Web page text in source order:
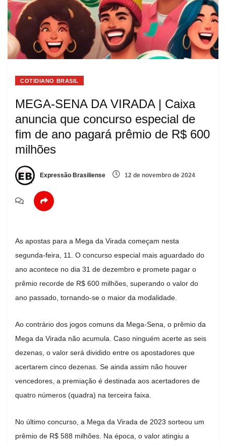
COTIDIANO BRASIL
MEGA-SENA DA VIRADA | Caixa
anuncia que concurso especial de
fim de ano pagará prêmio de R$ 600
milhões
Expressão Brasiliense 12 de novembro de 2024
As apostas para a Mega da Virada começam nesta
segunda-feira, 11. O concurso especial mais aguardado do
ano acontece no dia 31 de dezembro e promete pagar o
prêmio recorde de R$ 600 milhões, superando o valor do
ano passado, tornando-se o maior da modalidade.
Ao contrário dos jogos comuns da Mega-Sena, o prêmio da
Mega da Virada não acumula. Caso ninguém acerte as seis
dezenas, o valor será dividido entre os apostadores que
acertarem cinco dezenas. Se ainda assim não houver
vencedores, a premiação é destinada aos acertadores de
quatro números (quadra) na terceira faixa.
No último concurso, a Mega da Virada de 2023 sorteou um
prêmio de R$ 588 milhões. Na época, o valor atingiu a